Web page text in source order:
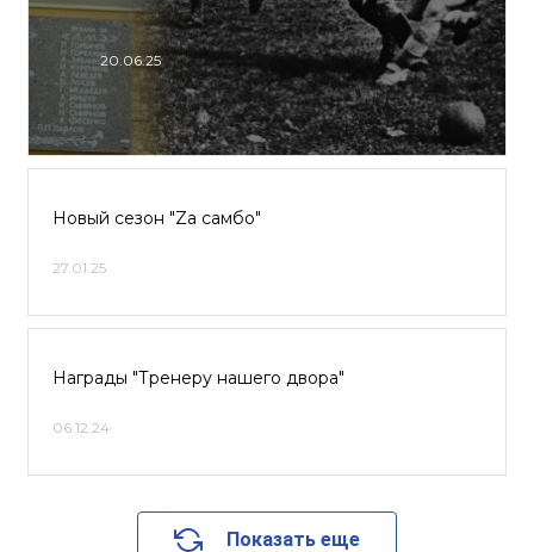
20.06.25
Новый сезон "Zа самбо"
27.01.25
Награды "Тренеру нашего двора"
06.12.24
Показать еще